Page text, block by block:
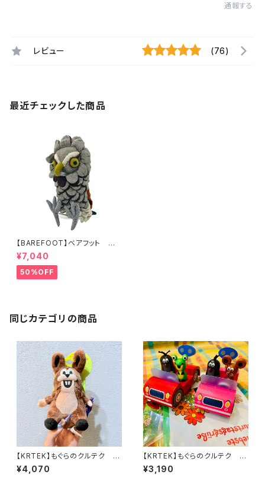
通報する
レビュー (76)
最近チェックした商品
【BAREFOOT】ベアフット ぬ
いぐるみ フクロウ
¥7,040
50%OFF
同じカテゴリの商品
【KRTEK】もぐらのクルテク マ
イクロぬいぐるみ うさぎ
¥4,070
【KRTEK】もぐらのクルテク フ
ィギュア付き木製ミニカー
¥3,190